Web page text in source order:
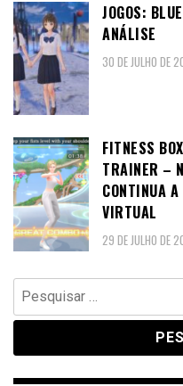
JOGOS:
ANÁLISE
30 DE JULHO DE
FITNESS
TRAINER –
CONTINUA
VIRTUAL
29 DE JULHO DE
Pesquisar
por: